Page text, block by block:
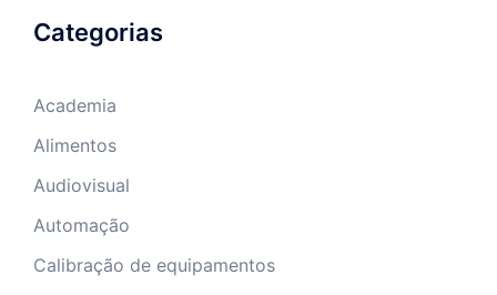
Categorias
Academia
Alimentos
Audiovisual
Automação
Calibração de equipamentos